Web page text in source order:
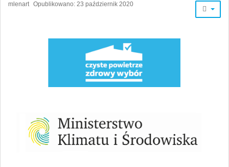
mlenart Opublikowano: 23 październik 2020